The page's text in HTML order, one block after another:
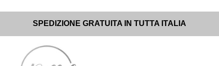
contenuti
SPEDIZIONE GRATUITA IN TUTTA ITALIA